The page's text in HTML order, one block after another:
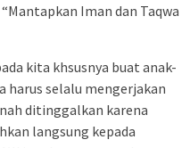
Iman dan Taqwa
kita khsusnya buat anak-
harus selalu mengerjakan
ditinggalkan karena
langsung kepada